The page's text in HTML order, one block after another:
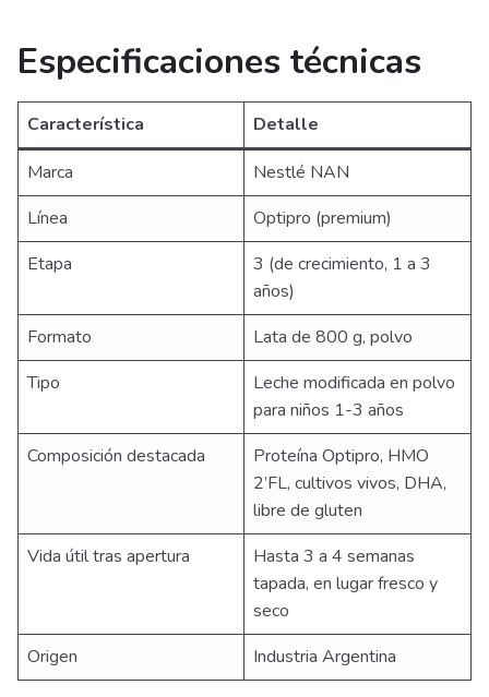
Especificaciones técnicas
Característica
Detalle
Marca
Nestlé NAN
Línea
Optipro (premium)
Etapa
3 (de crecimiento, 1 a 3
años)
Formato
Lata de 800 g, polvo
Tipo
Leche modificada en polvo
para niños 1-3 años
Composición destacada
Proteína Optipro, HMO
2’FL, cultivos vivos, DHA,
libre de gluten
Vida útil tras apertura
Hasta 3 a 4 semanas
tapada, en lugar fresco y
seco
Origen
Industria Argentina